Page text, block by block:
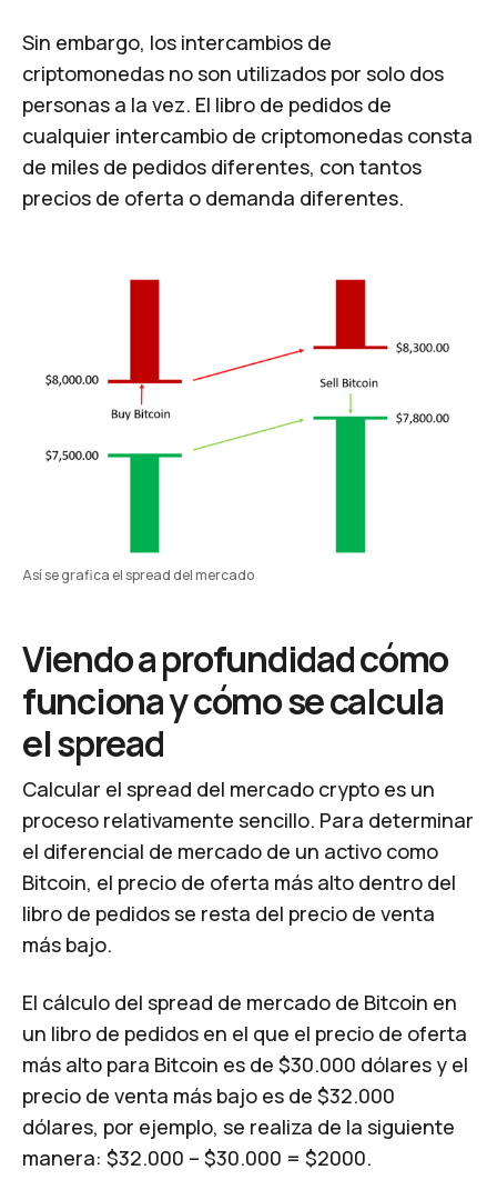
Sin embargo, los intercambios de
criptomonedas no son utilizados por solo dos
personas a la vez. El libro de pedidos de
cualquier intercambio de criptomonedas consta
de miles de pedidos diferentes, con tantos
precios de oferta o demanda diferentes.
Así se grafica el spread del mercado
Viendo a profundidad cómo
funciona y cómo se calcula
el spread
Calcular el spread del mercado crypto es un
proceso relativamente sencillo. Para determinar
el diferencial de mercado de un activo como
Bitcoin, el precio de oferta más alto dentro del
libro de pedidos se resta del precio de venta
más bajo.
El cálculo del spread de mercado de Bitcoin en
un libro de pedidos en el que el precio de oferta
más alto para Bitcoin es de $30.000 dólares y el
precio de venta más bajo es de $32.000
dólares, por ejemplo, se realiza de la siguiente
manera: $32.000 – $30.000 = $2000.